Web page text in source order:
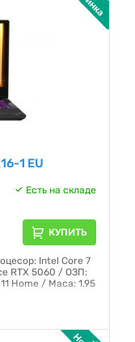
1 EU
Есть на складе
КУПИТЬ
Intel Core 7
RTX 5060 / ОЗП:
Home / Маса: 1.95